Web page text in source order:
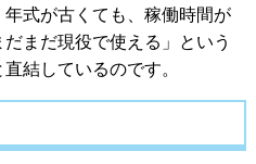
式が古くても、稼働時間が
まだ現役で使える」という
結しているのです。